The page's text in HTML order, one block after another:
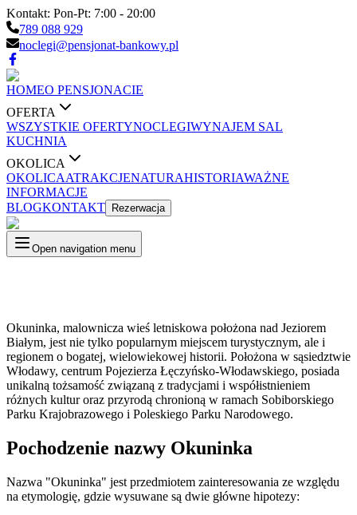
Kontakt: Pon-Pt: 7:00 - 20:00
789 088 929
noclegi@pensjonat-bankowy.pl
HOMEO PENSJONACIE
OFERTA
WSZYSTKIE OFERTYNOCLEGIWYNAJEM SAL
KUCHNIA
OKOLICA
OKOLICAATRAKCJENATURAHISTORIAWAŻNE
INFORMACJE
BLOGKONTAKT Rezerwacja
Open navigation menu
Okuninka, malownicza wieś letniskowa położona nad Jeziorem
Białym, jest nie tylko popularnym miejscem turystycznym, ale i
regionem o bogatej, wielowiekowej historii. Położona w sąsiedztwie
Włodawy, centrum Pojezierza Łęczyńsko-Włodawskiego, posiada
unikalną tożsamość związaną z tradycjami i współistnieniem
różnych kultur oraz przyrodą chronioną w ramach Sobiborskiego
Parku Krajobrazowego i Poleskiego Parku Narodowego.
Pochodzenie nazwy Okuninka
Nazwa "Okuninka" jest przedmiotem zainteresowania ze względu
na etymologię, gdzie wysuwane są dwie główne hipotezy: